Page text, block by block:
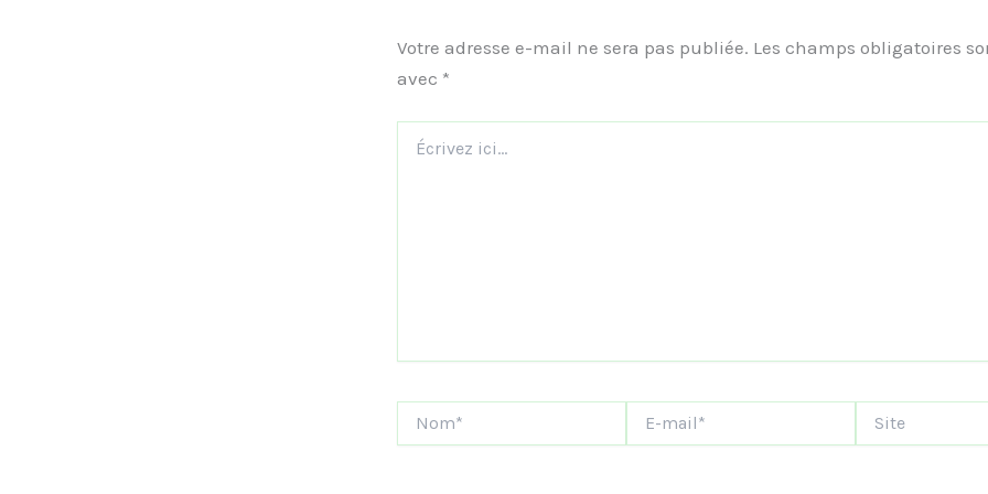
Votre adresse e-mail ne sera pas publiée. Les champs obligatoires
avec *
ici…
mail*